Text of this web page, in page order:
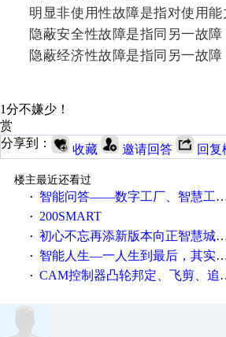
明显非使用性故障是指对使用
隐蔽安全性故障是指同另一故
隐蔽经济性故障是指同另一故
1分不嫌少！
赏
分享到：
收藏 邀请回答 回复
楼主最近还看过
·
智能问答——数字工厂、智慧工厂和智能制造三者的区别是什么？
· 200SMART
· 初心不忘再添新版本向正智慧城市云展厅3.0版亮相
· 智能人生—一人生到最后，其实拼的都是人品
· CAM控制器凸轮邦定、飞剪、追剪等C功能块